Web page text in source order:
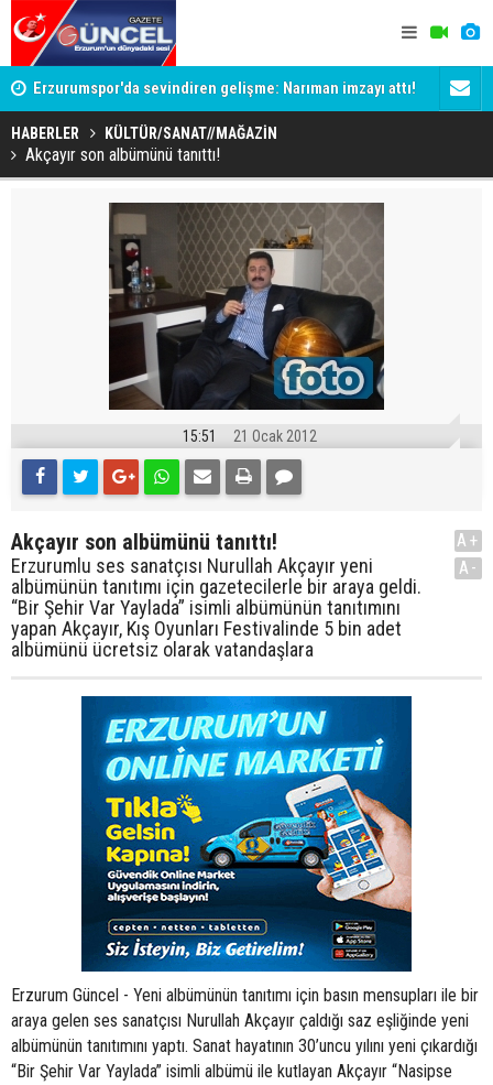
Erzurumspor'da sevindiren gelişme: Narıman imzayı attı! Terörsüz
HABERLER KÜLTÜR/SANAT//MAĞAZİN
Akçayır son albümünü tanıttı!
15:51 21 Ocak 2012
Akçayır son albümünü tanıttı!
Erzurumlu ses sanatçısı Nurullah Akçayır yeni
albümünün tanıtımı için gazetecilerle bir araya geldi.
“Bir Şehir Var Yaylada” isimli albümünün tanıtımını
yapan Akçayır, Kış Oyunları Festivalinde 5 bin adet
albümünü ücretsiz olarak vatandaşlara
A+
A-
Erzurum Güncel - Yeni albümünün tanıtımı için basın mensupları ile bir
araya gelen ses sanatçısı Nurullah Akçayır çaldığı saz eşliğinde yeni
albümünün tanıtımını yaptı. Sanat hayatının 30’uncu yılını yeni çıkardığı
“Bir Şehir Var Yaylada” isimli albümü ile kutlayan Akçayır “Nasipse